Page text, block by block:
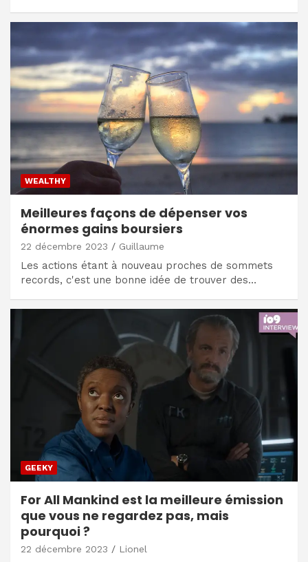
WEALTHY
Meilleures façons de dépenser vos
énormes gains boursiers
22 décembre 2023 Guillaume
Les actions étant à nouveau proches de sommets
records, c'est une bonne idée de trouver des…
GEEKY
For All Mankind est la meilleure émission
que vous ne regardez pas, mais
pourquoi ?
22 décembre 2023 Lionel